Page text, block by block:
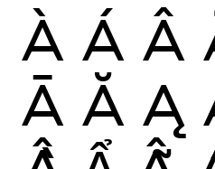
À Á Â
Ā Ă Ą